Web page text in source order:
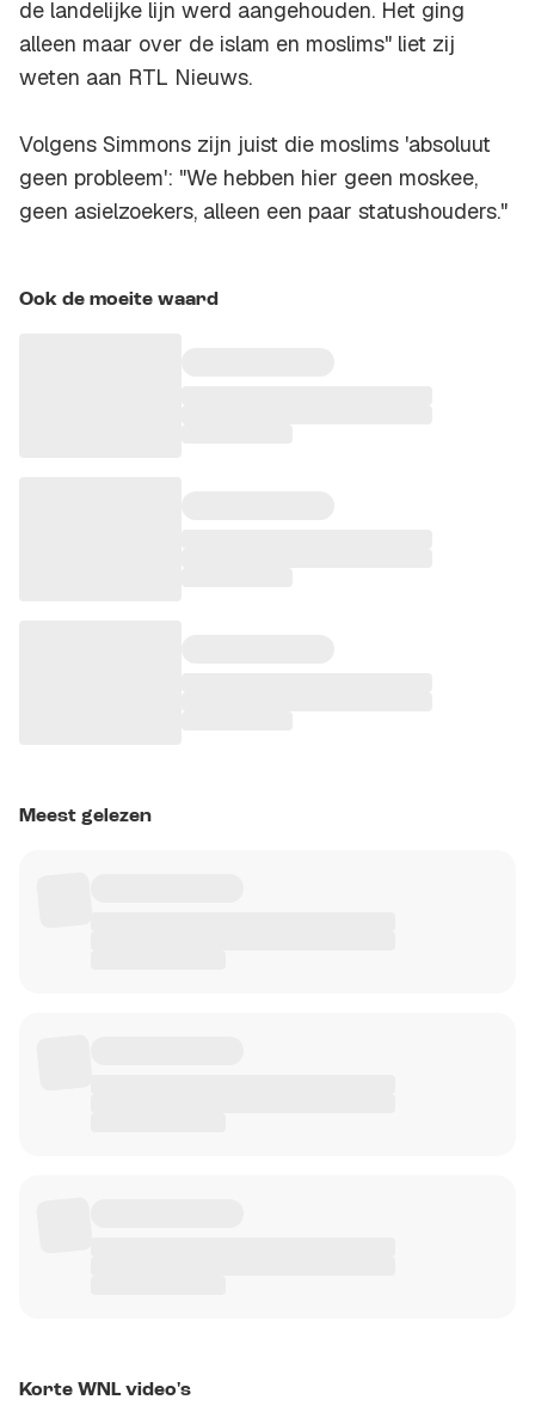
de landelijke lijn werd aangehouden. Het ging
alleen maar over de islam en moslims" liet zij
weten aan RTL Nieuws.
Volgens Simmons zijn juist die moslims 'absoluut
geen probleem': "We hebben hier geen moskee,
geen asielzoekers, alleen een paar statushouders."
Ook de moeite waard
Meest gelezen
Korte WNL video's